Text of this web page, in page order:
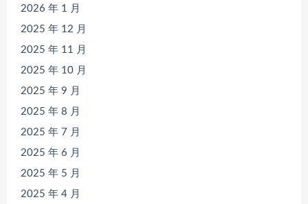
2026 年 1 月
2025 年 12 月
2025 年 11 月
2025 年 10 月
2025 年 9 月
2025 年 8 月
2025 年 7 月
2025 年 6 月
2025 年 5 月
2025 年 4 月